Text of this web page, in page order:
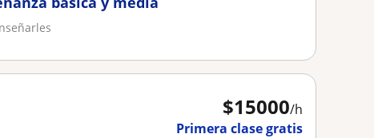
$15000/h
Primera clase gratis